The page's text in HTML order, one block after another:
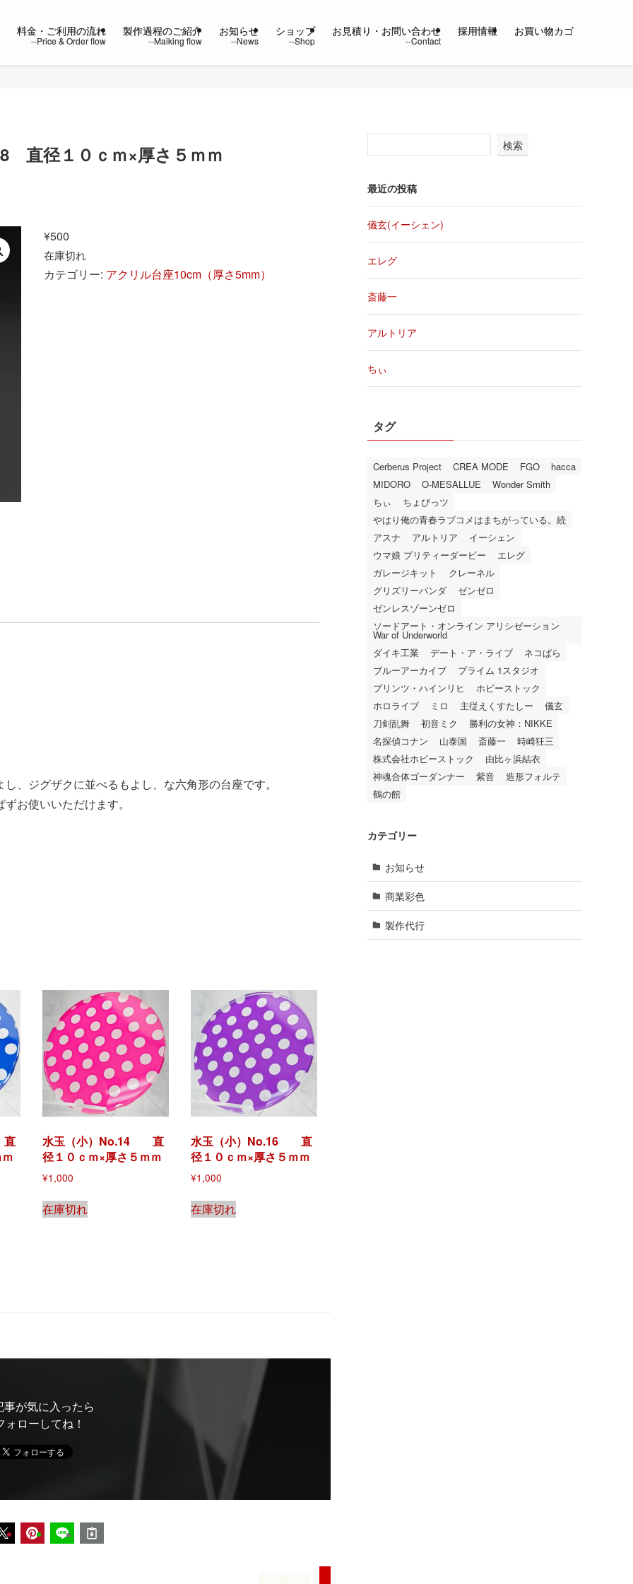
料金・ご利用の流れ 製作過程のご紹介 お知らせ ショップ お見積り・お問い合わせ 採用情報 お買い物カゴ
直径１０ｃｍ×厚さ５ｍｍ
¥500
在庫切れ
カテゴリー: アクリル台座10cm（厚さ5mm）
、ジグザクに並べるもよし、な六角形の台座です。
お使いいただけます。
水玉（小）No.14 直
径１０ｃｍ×厚さ５ｍｍ
¥1,000
在庫切れ
水玉（小）No.16 直
径１０ｃｍ×厚さ５ｍｍ
¥1,000
在庫切れ
事が気に入ったら
ローしてね！
検索
最近の投稿
儀玄(イーシェン)
エレグ
斎藤一
アルトリア
ちぃ
タグ
Cerberus Project CREA MODE FGO
hacca
MIDORO
O-MESALLUE
Wonder Smith
ちぃ
ちょびっツ
やはり俺の青春ラブコメはまちがっている。続
アスナ
アルトリア
イーシェン
ウマ娘 プリティーダービー
エレグ
ガレージキット
クレーネル
グリズリーパンダ
ゼンゼロ
ゼンレスゾーンゼロ
ソードアート・オンライン アリシゼーション
War of Underworld
ダイキ工業
デート・ア・ライブ
ネコぱら
ブルーアーカイブ
プライム 1スタジオ
プリンツ・ハインリヒ
ホビーストック
ホロライブ
ミロ 主従えくすたしー
儀玄
刀剣乱舞
初音ミク
勝利の女神：NIKKE
名探偵コナン
山泰国 斎藤一
時崎狂三
株式会社ホビーストック
由比ヶ浜結衣
神魂合体ゴーダンナー
紫音
造形フォルテ
鶴の館
カテゴリー
お知らせ
商業彩色
製作代行